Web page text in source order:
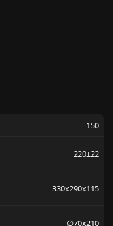
150
220±22
330х290х115
∅70х210